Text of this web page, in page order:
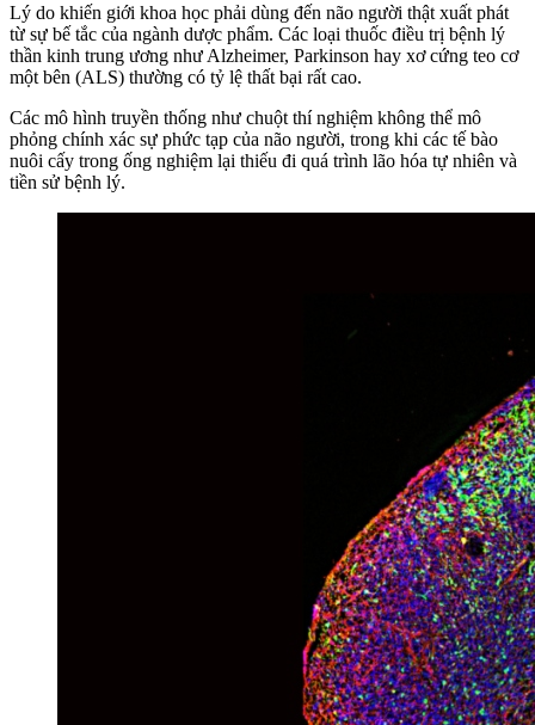
Lý do khiến giới khoa học phải dùng đến não người thật xuất phát
từ sự bế tắc của ngành dược phẩm. Các loại thuốc điều trị bệnh lý
thần kinh trung ương như Alzheimer, Parkinson hay xơ cứng teo cơ
một bên (ALS) thường có tỷ lệ thất bại rất cao.
Các mô hình truyền thống như chuột thí nghiệm không thể mô
phỏng chính xác sự phức tạp của não người, trong khi các tế bào
nuôi cấy trong ống nghiệm lại thiếu đi quá trình lão hóa tự nhiên và
tiền sử bệnh lý.